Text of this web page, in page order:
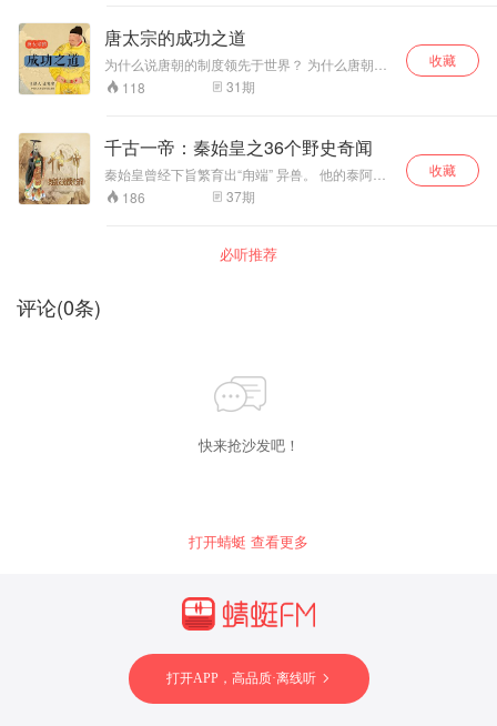
唐太宗的成功之道
为什么说唐朝的制度领先于世界？ 为什么唐朝会
拥有至高无上的国际威望？ 为什么后期的皇帝几
乎都要阅读贞观政要？ 贞观之治只有23年的时
列政策实施的过程中，唐太宗做了哪些事情？这
些管理之道对于我们今天的事业发展，又有怎样
的启发？ 本次课程从真实的故事情节出发，深度
还原历史真相，解析唐太宗的成功之道。
118 31期
收藏
千古一帝：秦始皇之36个野史奇闻
秦始皇曾经下旨繁育出“甪端” 异兽。 他的泰阿剑
携裹着一个绝大的谜团。秦始皇病死沙丘，他留
下的遗言又是什么。秦始皇的传国玉玺背后，藏
186 37期
收藏
必听推荐
评论(0条)
快来抢沙发吧！
打开蜻蜓 查看更多
打开APP，高品质·离线听